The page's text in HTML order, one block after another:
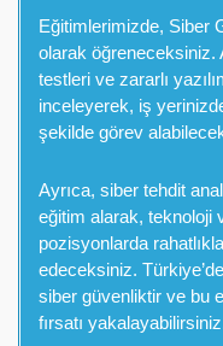
Eğitimlerimizde, Siber
olarak öğreneceksiniz.
testleri ve zararlı
inceleyerek, iş
şekilde görev
Ayrıca, siber tehdit
eğitim alarak, teknoloji
pozisyonlarda
edeceksiniz.
siber güvenliktir ve bu
fırsatı